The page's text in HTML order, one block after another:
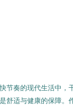
节奏的现代生活中，
舒适与健康的保障。